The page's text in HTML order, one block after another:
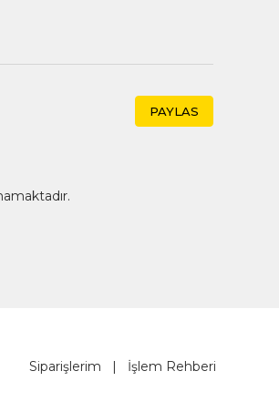
PAYLAS
Siparişlerim İşlem Rehberi